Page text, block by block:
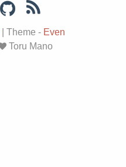
Theme - Even
Toru Mano